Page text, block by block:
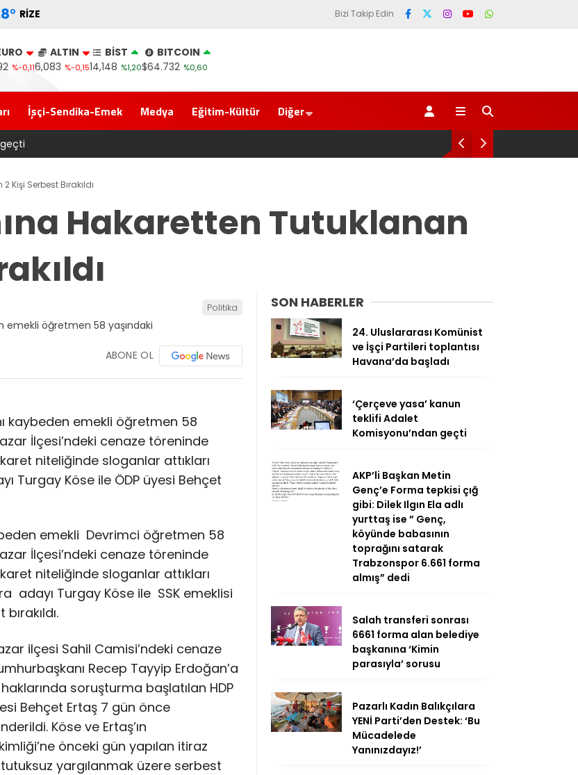
° RIZE Bizi Takip Edin
%-0,11
ALTIN
6,083 %-0,15
BİST
14,148 %1,20
BITCOIN
$64.732 %0,60
İşçi-Sendika-Emek Medya Eğitim-Kültür Diğer
AKP’li Başkan Metin Genç’e Forma
Serbest Bırakıldı
Hakaretten Tutuklanan
Politika
ABONE OL
kaybeden emekli öğretmen 58
İlçesi’ndeki cenaze töreninde
niteliğinde sloganlar attıkları
Turgay Köse ile ÖDP üyesi Behçet
emekli Devrimci öğretmen 58
İlçesi’ndeki cenaze töreninde
niteliğinde sloganlar attıkları
adayı Turgay Köse ile SSK emeklisi
ilçesi Sahil Camisi’ndeki cenaze
Recep Tayyip Erdoğan’a
soruşturma başlatılan HDP
Behçet Ertaş 7 gün önce
Köse ve Ertaş’ın
önceki gün yapılan itiraz
yargılanmak üzere serbest
SON HABERLER
24. Uluslararası Komünist
ve İşçi Partileri toplantısı
Havana’da başladı
‘Çerçeve yasa’ kanun
teklifi Adalet
Komisyonu’ndan geçti
AKP’li Başkan Metin
Genç’e Forma tepkisi çığ
gibi: Dilek Ilgın Ela adlı
yurttaş ise ” Genç,
köyünde babasının
toprağını satarak
Trabzonspor 6.661 forma
almış” dedi
Salah transferi sonrası
6661 forma alan belediye
başkanına ‘Kimin
parasıyla’ sorusu
Pazarlı Kadın Balıkçılara
YENİ Parti’den Destek: ‘Bu
Mücadelede
Yanınızdayız!’